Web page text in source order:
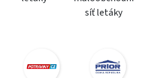
síť letáky